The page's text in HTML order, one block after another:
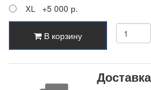
XL
+5 000 р.
В корзину
Доставка